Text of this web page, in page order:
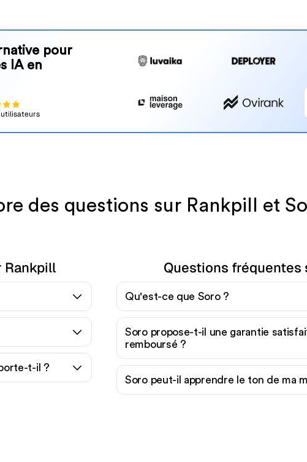
pour
IA en
des questions sur Rankpill et
Rankpill
t-il ?
Questions fréquentes
Qu'est-ce que Soro ?
Soro propose-t-il une garantie
remboursé ?
Soro peut-il apprendre le ton de ma